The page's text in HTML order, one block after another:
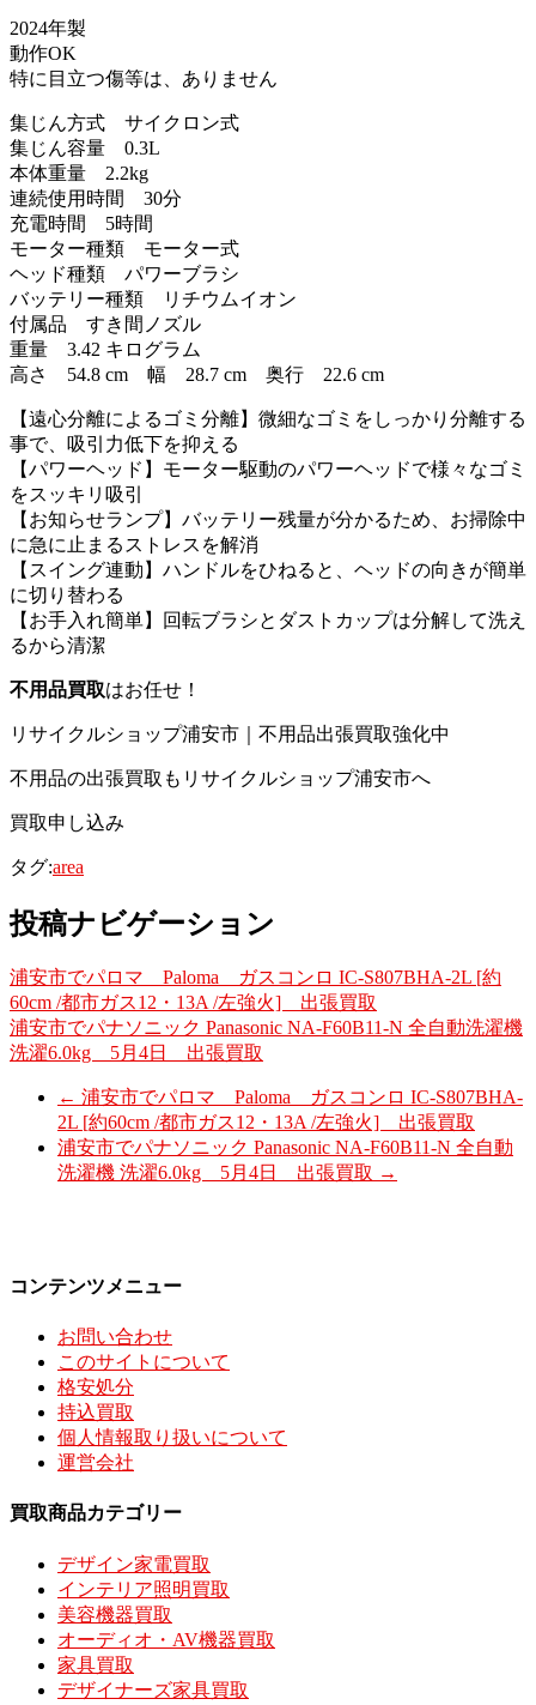
2024年製
動作OK
特に目立つ傷等は、ありません
集じん方式 サイクロン式
集じん容量 0.3L
本体重量 2.2kg
連続使用時間 30分
充電時間 5時間
モーター種類 モーター式
ヘッド種類 パワーブラシ
バッテリー種類 リチウムイオン
付属品 すき間ノズル
重量 3.42 キログラム
高さ 54.8 cm 幅 28.7 cm 奥行 22.6 cm
【遠心分離によるゴミ分離】微細なゴミをしっかり分離する
事で、吸引力低下を抑える
【パワーヘッド】モーター駆動のパワーヘッドで様々なゴミ
をスッキリ吸引
【お知らせランプ】バッテリー残量が分かるため、お掃除中
に急に止まるストレスを解消
【スイング連動】ハンドルをひねると、ヘッドの向きが簡単
に切り替わる
【お手入れ簡単】回転ブラシとダストカップは分解して洗え
るから清潔
不用品買取はお任せ！
リサイクルショップ浦安市｜不用品出張買取強化中
不用品の出張買取もリサイクルショップ浦安市へ
買取申し込み
タグ:area
投稿ナビゲーション
浦安市でパロマ Paloma ガスコンロ IC-S807BHA-2L [約
60cm /都市ガス12・13A /左強火] 出張買取
浦安市でパナソニック Panasonic NA-F60B11-N 全自動洗濯機
洗濯6.0kg 5月4日 出張買取
← 浦安市でパロマ Paloma ガスコンロ IC-S807BHA-
2L [約60cm /都市ガス12・13A /左強火] 出張買取
浦安市でパナソニック Panasonic NA-F60B11-N 全自動
洗濯機 洗濯6.0kg 5月4日 出張買取 →
コンテンツメニュー
お問い合わせ
このサイトについて
格安処分
持込買取
個人情報取り扱いについて
運営会社
買取商品カテゴリー
デザイン家電買取
インテリア照明買取
美容機器買取
オーディオ・AV機器買取
家具買取
デザイナーズ家具買取